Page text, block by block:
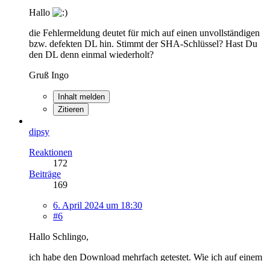
Hallo
die Fehlermeldung deutet für mich auf einen unvollständigen
bzw. defekten DL hin. Stimmt der SHA-Schlüssel? Hast Du
den DL denn einmal wiederholt?
Gruß Ingo
Inhalt melden
Zitieren
dipsy
Reaktionen
172
Beiträge
169
6. April 2024 um 18:30
#6
Hallo Schlingo,
ich habe den Download mehrfach getestet. Wie ich auf einem